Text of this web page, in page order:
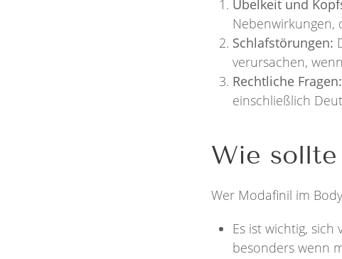
Übelkeit und
Nebenwirkungen,
Schlafstörungen:
verursachen,
Rechtliche Fragen:
einschließlich
Wie sollte
Wer Modafinil im
Es ist wichtig,
besonders wenn